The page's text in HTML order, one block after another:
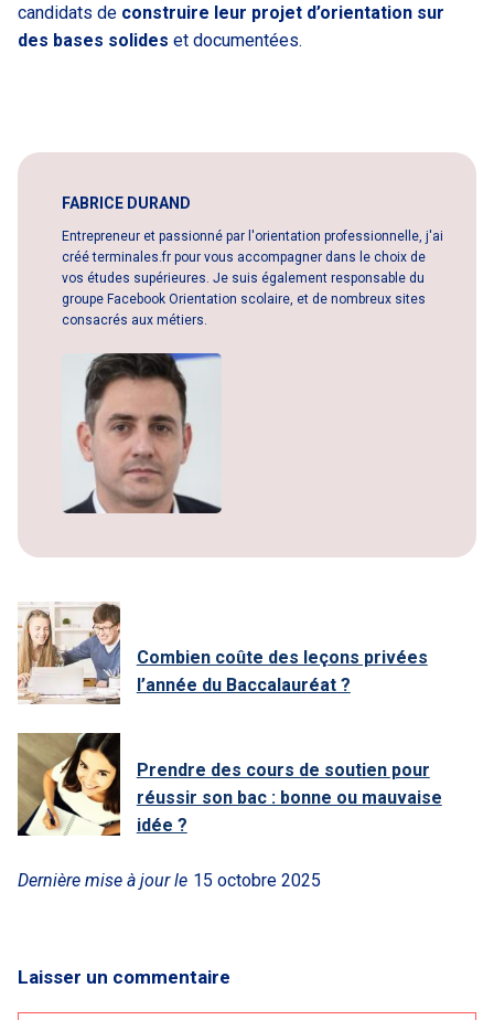
candidats de construire leur projet d’orientation sur
des bases solides et documentées.
FABRICE DURAND
Entrepreneur et passionné par l'orientation professionnelle, j'ai
créé terminales.fr pour vous accompagner dans le choix de
vos études supérieures. Je suis également responsable du
groupe Facebook Orientation scolaire, et de nombreux sites
consacrés aux métiers.
Combien coûte des leçons privées
l’année du Baccalauréat ?
Prendre des cours de soutien pour
réussir son bac : bonne ou mauvaise
idée ?
Dernière mise à jour le 15 octobre 2025
Laisser un commentaire